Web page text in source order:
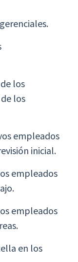
los
los
empleados
inicial.
empleados
empleados
en los